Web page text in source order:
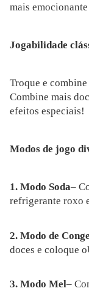
mais
Jogabilidade
Troque e
Combine mais
efeitos especiais!
Modos de jogo
1. Modo Soda–
refrigerante roxo
2. Modo de
doces e coloque o
3. Modo Mel–